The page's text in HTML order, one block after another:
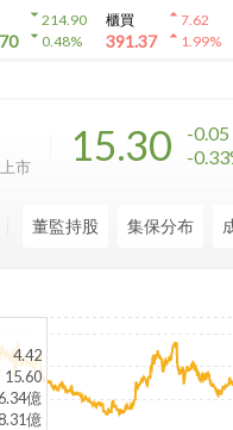
arrow_drop_down214.90
arrow_drop_down0.48%
櫃買
391.37
arrow_drop_up7.62
arrow_drop_up1.99%
上市 15.30
-0.05
-
董監持股 集保分布
4.42
15.60
億
億